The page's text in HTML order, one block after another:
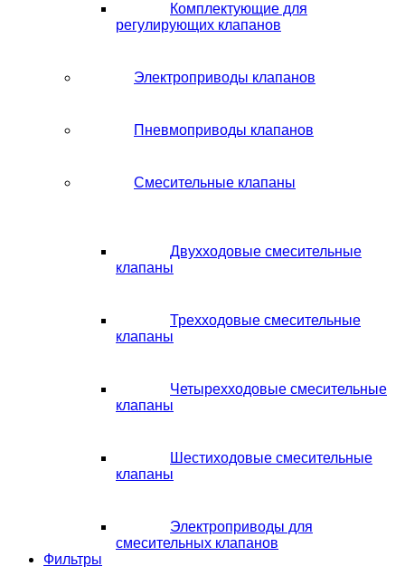
Комплектующие для
регулирующих клапанов
Электроприводы клапанов
Пневмоприводы клапанов
Смесительные клапаны
Двухходовые смесительные
клапаны
Трехходовые смесительные
клапаны
Четырехходовые смесительные
клапаны
Шестиходовые смесительные
клапаны
Электроприводы для
смесительных клапанов
Фильтры